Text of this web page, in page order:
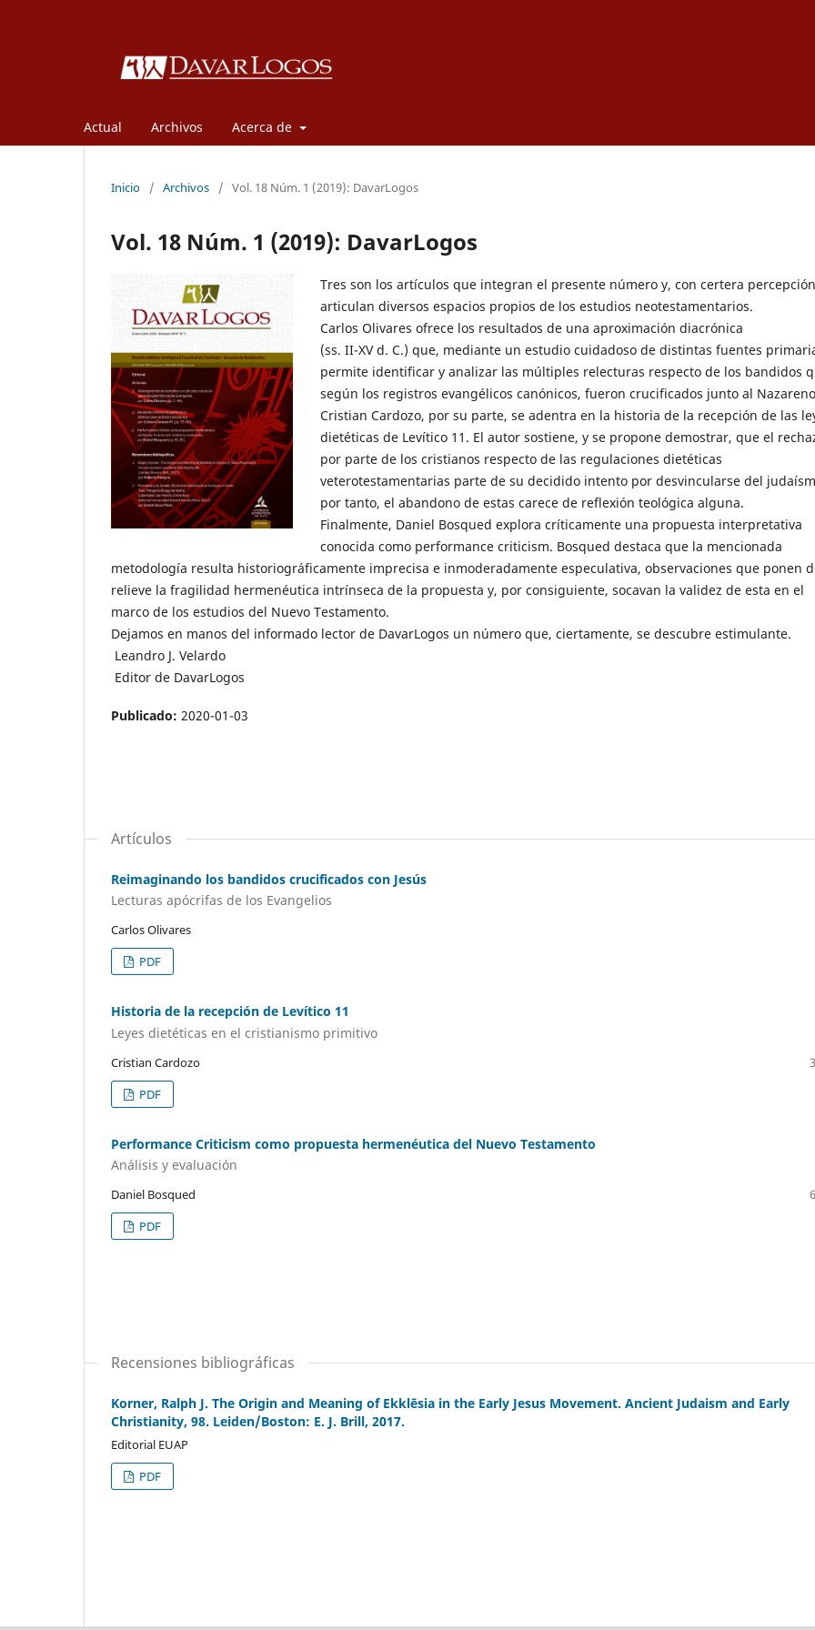
Actual Archivos Acerca de
Inicio / Archivos / Vol. 18 Núm. 1 (2019): DavarLogos
Vol. 18 Núm. 1 (2019): DavarLogos
Tres son los artículos que integran el presente número y, con certera
articulan diversos espacios propios de los estudios neotestamentarios.
Carlos Olivares ofrece los resultados de una aproximación diacrónica
(ss. II-XV d. C.) que, mediante un estudio cuidadoso de distintas fuentes
permite identificar y analizar las múltiples relecturas respecto de los bandidos
según los registros evangélicos canónicos, fueron crucificados junto al
Cristian Cardozo, por su parte, se adentra en la historia de la recepción de las
dietéticas de Levítico 11. El autor sostiene, y se propone demostrar, que el
por parte de los cristianos respecto de las regulaciones dietéticas
veterotestamentarias parte de su decidido intento por desvincularse del
por tanto, el abandono de estas carece de reflexión teológica alguna.
Finalmente, Daniel Bosqued explora críticamente una propuesta interpretativa
conocida como performance criticism. Bosqued destaca que la mencionada
metodología resulta historiográficamente imprecisa e inmoderadamente especulativa, observaciones que ponen
relieve la fragilidad hermenéutica intrínseca de la propuesta y, por consiguiente, socavan la validez de esta en el
marco de los estudios del Nuevo Testamento.
Dejamos en manos del informado lector de DavarLogos un número que, ciertamente, se descubre estimulante.
Leandro J. Velardo
Editor de DavarLogos
Publicado: 2020-01-03
Artículos
Reimaginando los bandidos crucificados con Jesús
Lecturas apócrifas de los Evangelios
Carlos Olivares
PDF
Historia de la recepción de Levítico 11
Leyes dietéticas en el cristianismo primitivo
Cristian Cardozo
PDF
Performance Criticism como propuesta hermenéutica del Nuevo Testamento
Análisis y evaluación
Daniel Bosqued
PDF
Recensiones bibliográficas
Korner, Ralph J. The Origin and Meaning of Ekklēsia in the Early Jesus Movement. Ancient Judaism and Early
Christianity, 98. Leiden/Boston: E. J. Brill, 2017.
Editorial EUAP
PDF